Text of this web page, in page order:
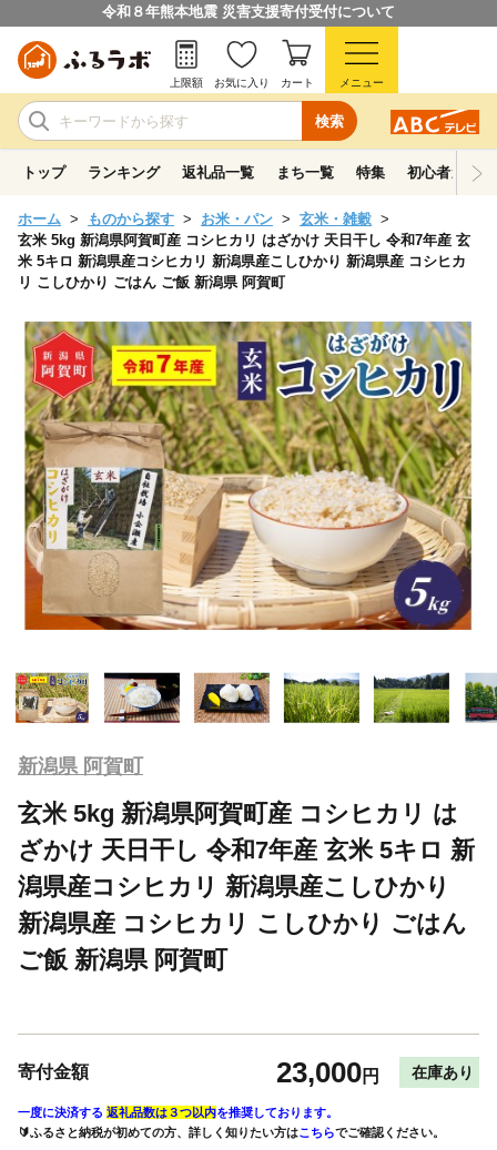
令和８年熊本地震 災害支援寄付受付について
検索
上限額 お気に入り カート メニュー
トップ ランキング 返礼品一覧 まち一覧 特集 初心者ガイド
ホーム ものから探す お米・パン
玄米・雑穀
玄米 5kg 新潟県阿賀町産 コシヒカリ はざかけ 天日干し 令和7年産 玄
米 5キロ 新潟県産コシヒカリ 新潟県産こしひかり 新潟県産 コシヒカ
リ こしひかり ごはん ご飯 新潟県 阿賀町
新潟県 阿賀町
玄米 5kg 新潟県阿賀町産 コシヒカリ は
ざかけ 天日干し 令和7年産 玄米 5キロ 新
潟県産コシヒカリ 新潟県産こしひかり
新潟県産 コシヒカリ こしひかり ごはん
ご飯 新潟県 阿賀町
寄付金額 23,000円 在庫あり
一度に決済する 返礼品数は３つ以内を推奨しております。
🔰ふるさと納税が初めての方、詳しく知りたい方はこちらでご確認ください。